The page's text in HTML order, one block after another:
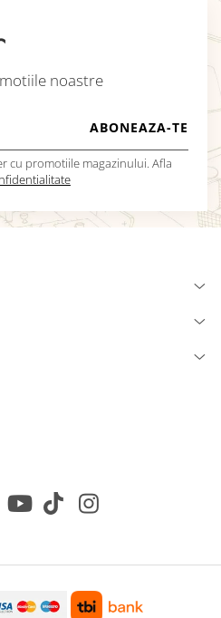
noastre
cu promotiile magazinului. Afla